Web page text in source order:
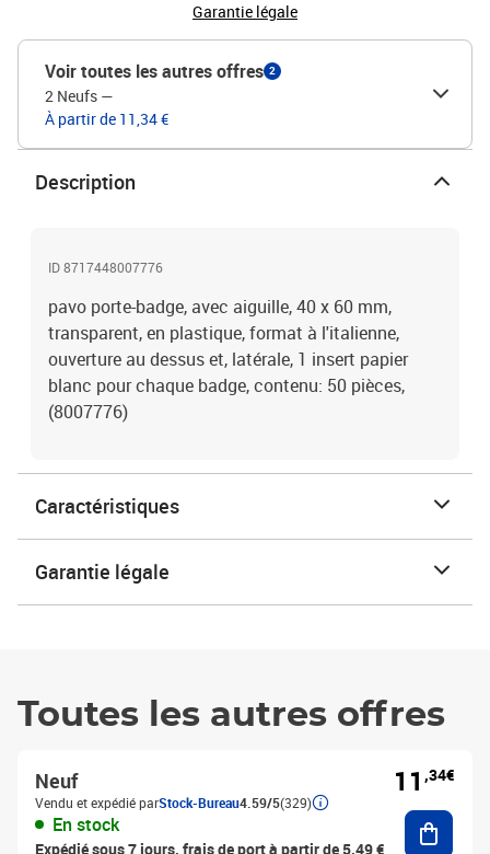
Garantie légale
Voir toutes les autres offres 2
2 Neufs —
À partir de 11,34 €
Description
ID 8717448007776
pavo porte-badge, avec aiguille, 40 x 60 mm,
transparent, en plastique, format à l'italienne,
ouverture au dessus et, latérale, 1 insert papier
blanc pour chaque badge, contenu: 50 pièces,
(8007776)
Caractéristiques
Garantie légale
Toutes les autres offres
Neuf
Vendu et expédié parStock-Bureau4.59/5(329)
En stock
Expédié sous 7 jours, frais de port à partir de 5,49 €
11 ,34€